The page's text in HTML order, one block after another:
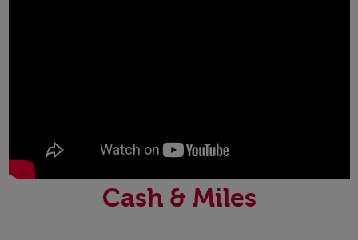
Cash & Miles